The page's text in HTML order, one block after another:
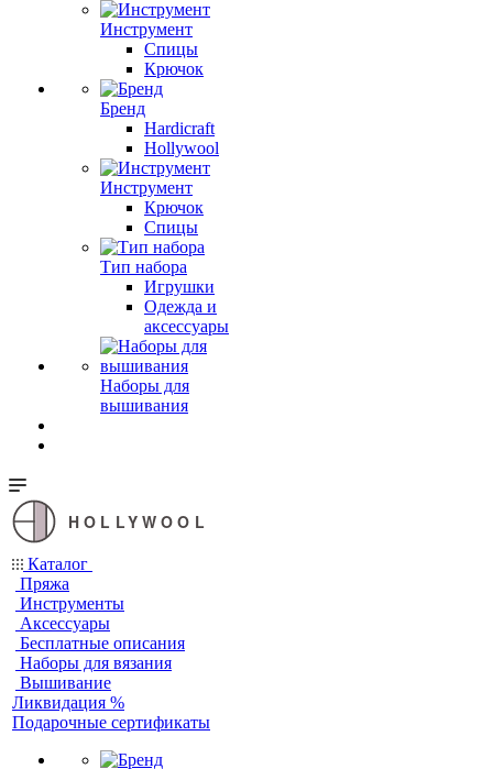
Инструмент
Спицы
Крючок
Бренд
Hardicraft
Hollywool
Инструмент
Крючок
Спицы
Тип набора
Игрушки
Одежда и
аксессуары
Наборы для
вышивания
HOLLYWOOL
Каталог
Пряжа
Инструменты
Аксессуары
Бесплатные описания
Наборы для вязания
Вышивание
Ликвидация %
Подарочные сертификаты